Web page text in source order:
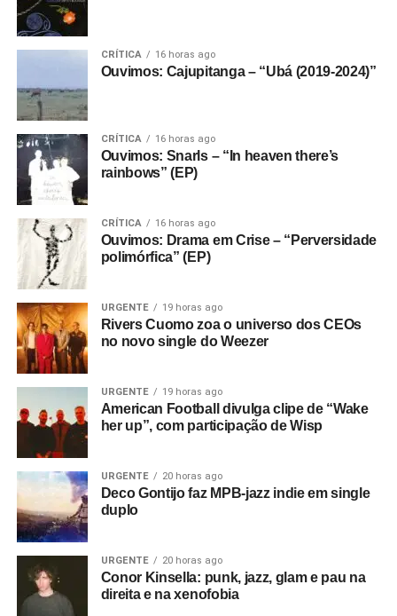
CRÍTICA 16 horas ago
Ouvimos: Cajupitanga – “Ubá (2019-2024)”
CRÍTICA 16 horas ago
Ouvimos: Snarls – “In heaven there’s
rainbows” (EP)
CRÍTICA 16 horas ago
Ouvimos: Drama em Crise – “Perversidade
polimórfica” (EP)
URGENTE 19 horas ago
Rivers Cuomo zoa o universo dos CEOs
no novo single do Weezer
URGENTE 19 horas ago
American Football divulga clipe de “Wake
her up”, com participação de Wisp
URGENTE 20 horas ago
Deco Gontijo faz MPB-jazz indie em single
duplo
URGENTE 20 horas ago
Conor Kinsella: punk, jazz, glam e pau na
direita e na xenofobia